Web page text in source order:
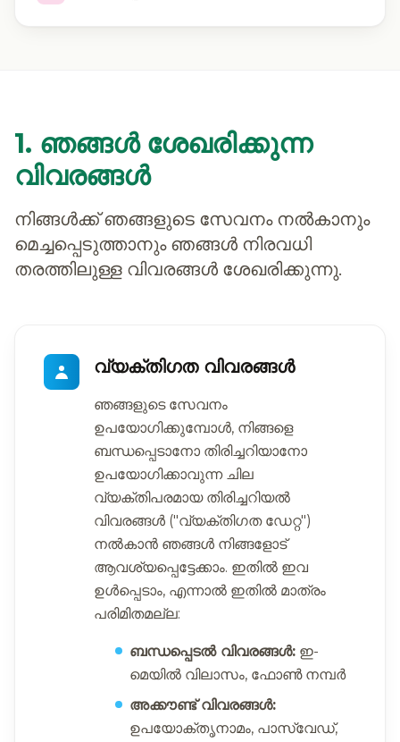
1. ഞങ്ങൾ ശേഖരിക്കുന്ന
വിവരങ്ങൾ
നിങ്ങൾക്ക് ഞങ്ങളുടെ സേവനം നൽകാനും
മെച്ചപ്പെടുത്താനും ഞങ്ങൾ നിരവധി
തരത്തിലുള്ള വിവരങ്ങൾ ശേഖരിക്കുന്നു.
വ്യക്തിഗത വിവരങ്ങൾ
ഞങ്ങളുടെ സേവനം
ഉപയോഗിക്കുമ്പോൾ, നിങ്ങളെ
ബന്ധപ്പെടാനോ തിരിച്ചറിയാനോ
ഉപയോഗിക്കാവുന്ന ചില
വ്യക്തിപരമായ തിരിച്ചറിയൽ
വിവരങ്ങൾ ("വ്യക്തിഗത ഡേറ്റ")
നൽകാൻ ഞങ്ങൾ നിങ്ങളോട്
ആവശ്യപ്പെട്ടേക്കാം. ഇതിൽ ഇവ
ഉൾപ്പെടാം, എന്നാൽ ഇതിൽ മാത്രം
പരിമിതമല്ല:
ബന്ധപ്പെടൽ വിവരങ്ങൾ: ഇ-
മെയിൽ വിലാസം, ഫോൺ നമ്പർ
അക്കൗണ്ട് വിവരങ്ങൾ:
ഉപയോക്തൃനാമം, പാസ്‌വേഡ്,